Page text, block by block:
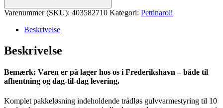
zoner
Varenummer (SKU): 403582710 Kategori: Pettinaroli
Beskrivelse
Beskrivelse
Bemærk: Varen er på lager hos os i Frederikshavn – både til
afhentning og dag-til-dag levering.
Komplet pakkeløsning indeholdende trådløs gulvvarmestyring til 10